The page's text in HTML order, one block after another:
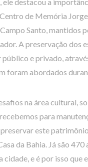
de Memória
Santo, mantidos
A preservação dos
e privado,
foram abordados
na área cultural,
para
este
da Bahia. Já são 470
cidade, e é por isso que